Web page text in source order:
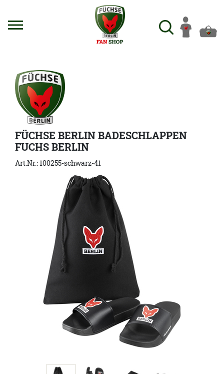
FÜCHSE BERLIN BADESCHLAPPEN
FUCHS BERLIN
Art.Nr.: 100255-schwarz-41